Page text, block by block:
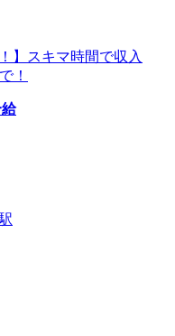
】スキマ時間で収入
！